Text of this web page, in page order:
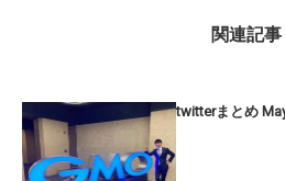
関連記事
twitterまとめ